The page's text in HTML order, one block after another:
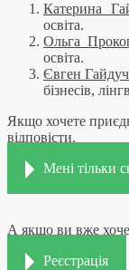
Катерина
освіта.
Ольга
освіта.
Євген
бізнесів,
Якщо хочете
відповісти.
Мені тільки
А якщо ви вже
Реєстрація